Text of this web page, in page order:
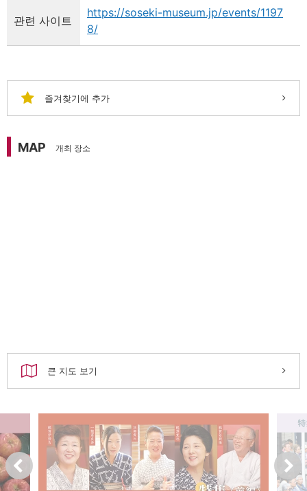
관련 사이트
https://soseki-museum.jp/events/1197
8/
즐겨찾기에 추가
MAP 개최 장소
큰 지도 보기